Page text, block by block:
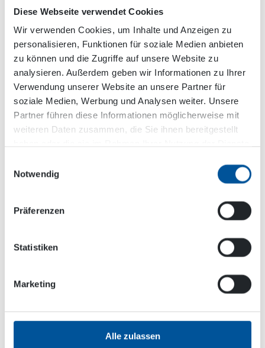
Diese Webseite verwendet Cookies
Wir verwenden Cookies, um Inhalte und Anzeigen zu
personalisieren, Funktionen für soziale Medien anbieten
zu können und die Zugriffe auf unsere Website zu
analysieren. Außerdem geben wir Informationen zu Ihrer
Verwendung unserer Website an unsere Partner für
soziale Medien, Werbung und Analysen weiter. Unsere
Partner führen diese Informationen möglicherweise mit
weiteren Daten zusammen, die Sie ihnen bereitgestellt
Notwendig
Präferenzen
Statistiken
Marketing
Alle zulassen
auf der Baustelle ein. Das ist ein Grund, warum
kompakte Hydraulikausrüstung eine bessere
Wahl ist. Ich habe Dynaset Produkte
kennengelernt, als ich für meinen ehemaligen
Arbeitgeber ein paar Magnetgeneratoren
installiert habe. Jetzt vertreibe ich DYNASET
Produkte seit 2015 über mein eigenes
Unternehmen. Bezogen auf die gemachten